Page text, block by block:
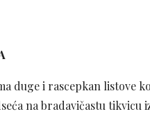
duge i rascepkan listove
na bradavičastu tikvicu